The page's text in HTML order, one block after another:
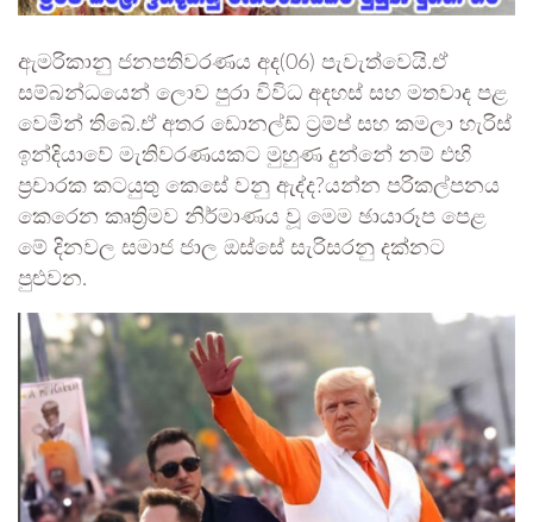
ඇමරිකානු ජනපතිවරණය අද(06) පැවැත්වෙයි.ඒ
සම්බන්ධයෙන් ලොව පුරා විවිධ අදහස් සහ මතවාද පළ
වෙමින් තිබේ.ඒ අතර ඩොනල්ඩ් ට්‍රම්ප් සහ කමලා හැරිස්
ඉන්දියාවේ මැතිවරණයකට මුහුණ දුන්නේ නම් එහි
ප්‍රචාරක කටයුතු කෙසේ වනු ඇද්ද?යන්න පරිකල්පනය
කෙරෙන කෘත්‍රිමව නිර්මාණය වූ මෙම ඡායාරූප පෙළ
මේ දිනවල සමාජ ජාල ඔස්සේ සැරිසරනු දක්නට
පුළුවන.